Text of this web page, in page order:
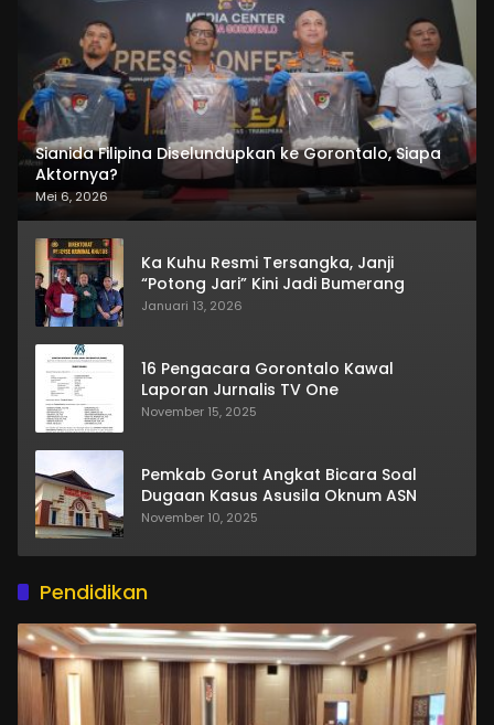
Sianida Filipina Diselundupkan ke Gorontalo, Siapa
Aktornya?
Mei 6, 2026
Ka Kuhu Resmi Tersangka, Janji
“Potong Jari” Kini Jadi Bumerang
Januari 13, 2026
16 Pengacara Gorontalo Kawal
Laporan Jurnalis TV One
November 15, 2025
Pemkab Gorut Angkat Bicara Soal
Dugaan Kasus Asusila Oknum ASN
November 10, 2025
Pendidikan